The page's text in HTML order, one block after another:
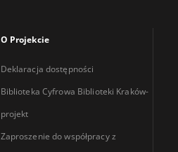
O Projekcie
Deklaracja dostępności
Biblioteka Cyfrowa Biblioteki Kraków-
projekt
Zaproszenie do współpracy z